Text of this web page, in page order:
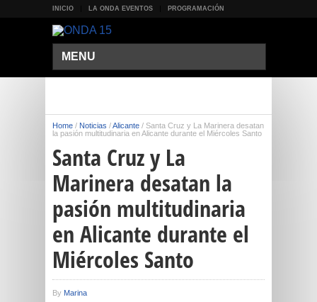
INICIO LA ONDA EVENTOS PROGRAMACIÓN
MENU
Home / Noticias /Alicante / Santa Cruz y La Marinera desatan
la pasión multitudinaria en Alicante durante el Miércoles Santo
Santa Cruz y La
Marinera desatan la
pasión multitudinaria
en Alicante durante el
Miércoles Santo
By Marina